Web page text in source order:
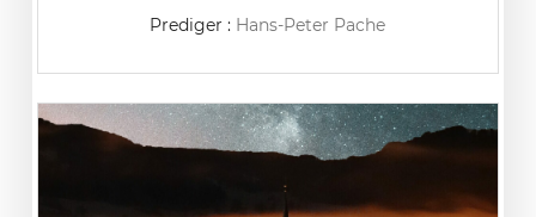
Prediger : Hans-Peter Pache